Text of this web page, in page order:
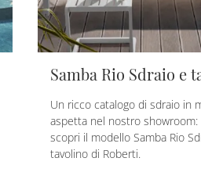
Samba Rio Sdraio e
Un ricco catalogo di sdraio in
aspetta nel nostro showroom:
scopri il modello Samba Rio
tavolino di Roberti.